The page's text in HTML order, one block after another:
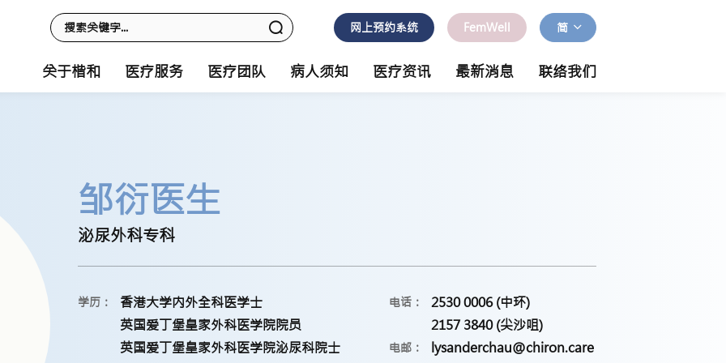
网上预约系统 FemWell 简
关于楷和 医疗服务 医疗团队 病人须知 医疗资讯 最新消息 联络我们
邹衍医生
泌尿外科专科
学历：
香港大学内外全科医学士
英国爱丁堡皇家外科医学院院员
英国爱丁堡皇家外科医学院泌尿科院士
电话：
2530 0006 (中环)
2157 3840 (尖沙咀)
电邮：
lysanderchau@chiron.care